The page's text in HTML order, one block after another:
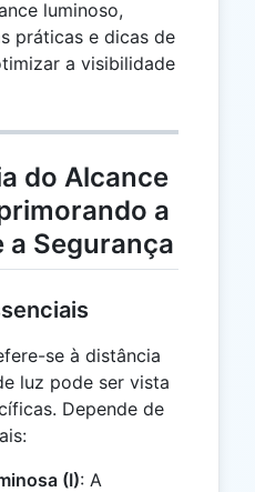
luminoso,
práticas e dicas de
a visibilidade
do Alcance
a
a Segurança
se à distância
luz pode ser vista
Depende de
(I): A